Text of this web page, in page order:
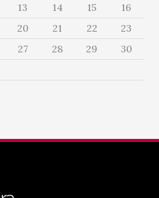
13 14 15
16
20 21 22
23
27 28 29
30